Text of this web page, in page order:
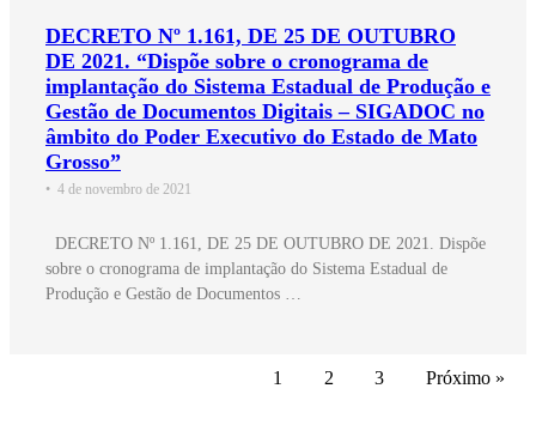
DECRETO Nº 1.161, DE 25 DE OUTUBRO
DE 2021. “Dispõe sobre o cronograma de
implantação do Sistema Estadual de Produção e
Gestão de Documentos Digitais – SIGADOC no
âmbito do Poder Executivo do Estado de Mato
Grosso”
• 4 de novembro de 2021
DECRETO Nº 1.161, DE 25 DE OUTUBRO DE 2021. Dispõe
sobre o cronograma de implantação do Sistema Estadual de
Produção e Gestão de Documentos …
1 2 3 Próximo »